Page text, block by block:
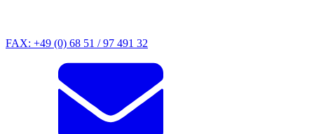
FAX: +49 (0) 68 51 / 97 491 32